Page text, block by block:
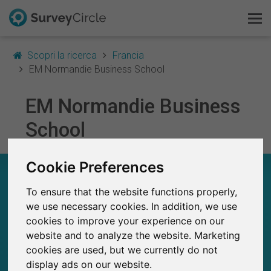
Cookie Preferences
To ensure that the website functions properly,
we use necessary cookies. In addition, we use
cookies to improve your experience on our
website and to analyze the website. Marketing
cookies are used, but we currently do not
display ads on our website.
Scopri la ricerca
Francia
EM Normandie Business School
EM Normandie Business
School
EM NORMANDIE BUSINESS SCHOOL – A
151
Studi pubblicati in precedenza su
SurveyCircle
1
Studi attualmente pubblicati su SurveyCircle
Questo è SurveyCircle
Survey Ranking
Scopri la ricerca
FAQ
Registrati gratis
Accedi